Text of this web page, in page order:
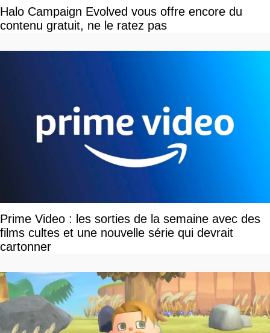
Halo Campaign Evolved vous offre encore du
contenu gratuit, ne le ratez pas
Prime Video : les sorties de la semaine avec des
films cultes et une nouvelle série qui devrait
cartonner